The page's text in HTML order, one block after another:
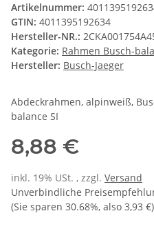
Artikelnummer:
GTIN: 4011395192634
Hersteller-NR.:
Kategorie: Rahmen Busch-
Hersteller: Busch-Jaeger
Abdeckrahmen, alpinweiß,
balance SI
8,88 €
inkl. 19% USt. , zzgl. Versand
Unverbindliche
(Sie sparen 30.68%, also 3,93 €)